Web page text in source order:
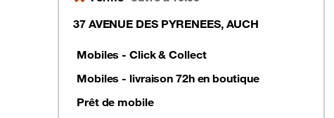
37 AVENUE DES PYRENEES, AUCH
Mobiles - Click & Collect
Mobiles - livraison 72h en boutique
Prêt de mobile